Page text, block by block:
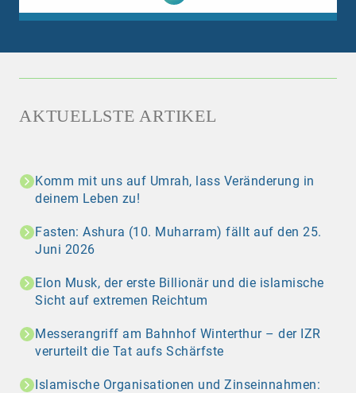
AKTUELLSTE ARTIKEL
Komm mit uns auf Umrah, lass Veränderung in
deinem Leben zu!
Fasten: Ashura (10. Muharram) fällt auf den 25.
Juni 2026
Elon Musk, der erste Billionär und die islamische
Sicht auf extremen Reichtum
Messerangriff am Bahnhof Winterthur – der IZR
verurteilt die Tat aufs Schärfste
Islamische Organisationen und Zinseinnahmen: